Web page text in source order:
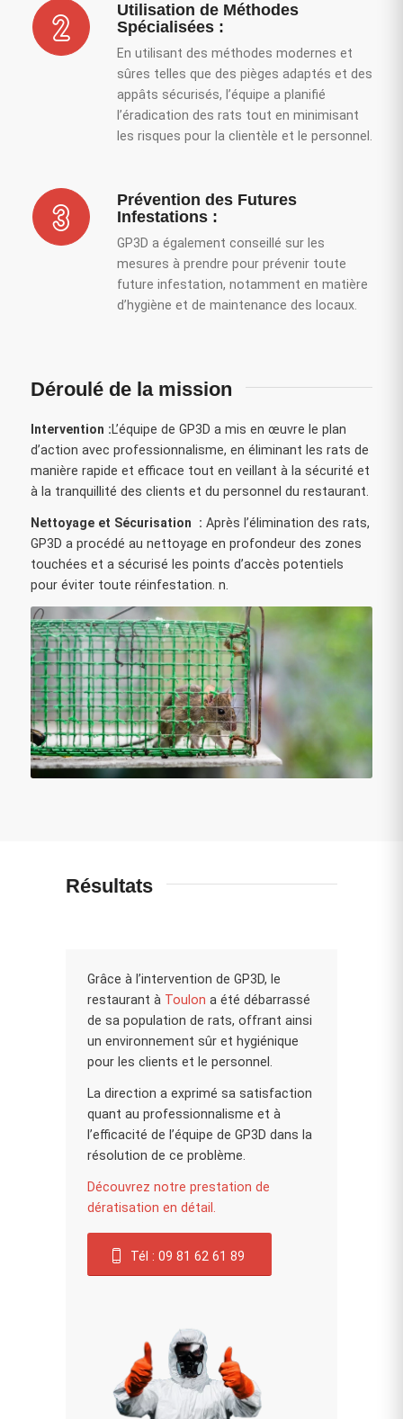
Utilisation de Méthodes
Spécialisées :
En utilisant des méthodes modernes et
sûres telles que des pièges adaptés et des
appâts sécurisés, l’équipe a planifié
l’éradication des rats tout en minimisant
les risques pour la clientèle et le personnel.
Prévention des Futures
Infestations :
GP3D a également conseillé sur les
mesures à prendre pour prévenir toute
future infestation, notamment en matière
d’hygiène et de maintenance des locaux.
Déroulé de la mission
Intervention :L’équipe de GP3D a mis en œuvre le plan
d’action avec professionnalisme, en éliminant les rats de
manière rapide et efficace tout en veillant à la sécurité et
à la tranquillité des clients et du personnel du restaurant.
Nettoyage et Sécurisation : Après l’élimination des rats,
GP3D a procédé au nettoyage en profondeur des zones
touchées et a sécurisé les points d’accès potentiels
pour éviter toute réinfestation. n.
Résultats
Grâce à l’intervention de GP3D, le
restaurant à Toulon a été débarrassé
de sa population de rats, offrant ainsi
un environnement sûr et hygiénique
pour les clients et le personnel.
La direction a exprimé sa satisfaction
quant au professionnalisme et à
l’efficacité de l’équipe de GP3D dans la
résolution de ce problème.
Découvrez notre prestation de
dératisation en détail.
Tél : 09 81 62 61 89